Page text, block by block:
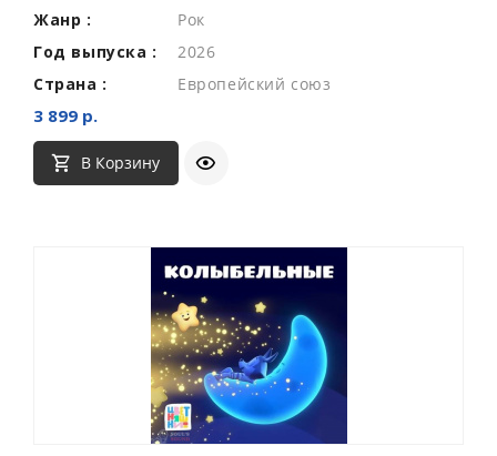
Жанр :
Рок
Год выпуска :
2026
Страна :
Европейский союз
3 899 р.
В Корзину